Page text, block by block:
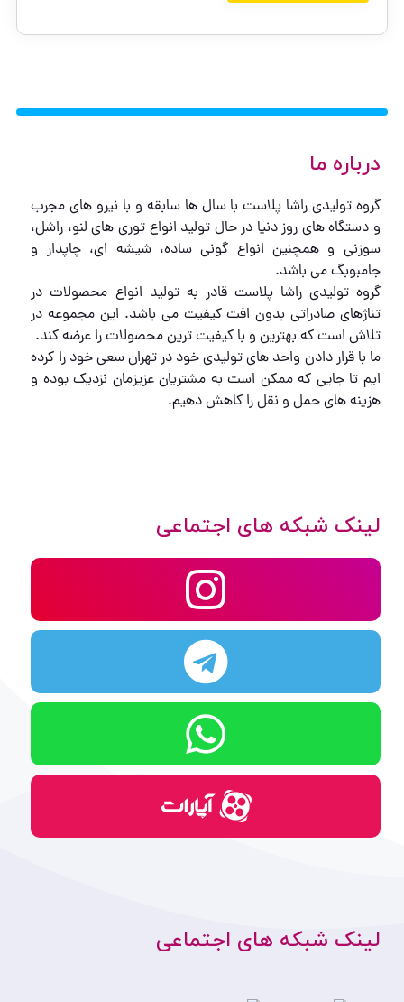
درباره ما
گروه تولیدی راشا پلاست با سال ها سابقه و با نیرو های مجرب
و دستگاه های روز دنیا در حال تولید انواع توری های لنو، راشل،
سوزنی و همچنین انواع گونی ساده، شیشه ای، چاپدار و
جامبوبگ می باشد.
گروه تولیدی راشا پلاست قادر به تولید انواع محصولات در
تناژهای صادراتی بدون افت کیفیت می باشد. این مجموعه در
تلاش است که بهترین و با کیفیت ترین محصولات را عرضه کند.
ما با قرار دادن واحد های تولیدی خود در تهران سعی خود را کرده
ایم تا جایی که ممکن است به مشتریان عزیزمان نزدیک بوده و
هزینه های حمل و نقل را کاهش دهیم.
لینک شبکه های اجتماعی
لینک شبکه های اجتماعی